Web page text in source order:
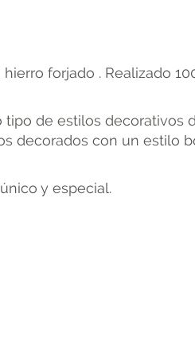
forjado . Realizado
tipo de estilos
decorados con un estilo
y especial.